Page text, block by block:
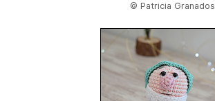
© Patricia Granados